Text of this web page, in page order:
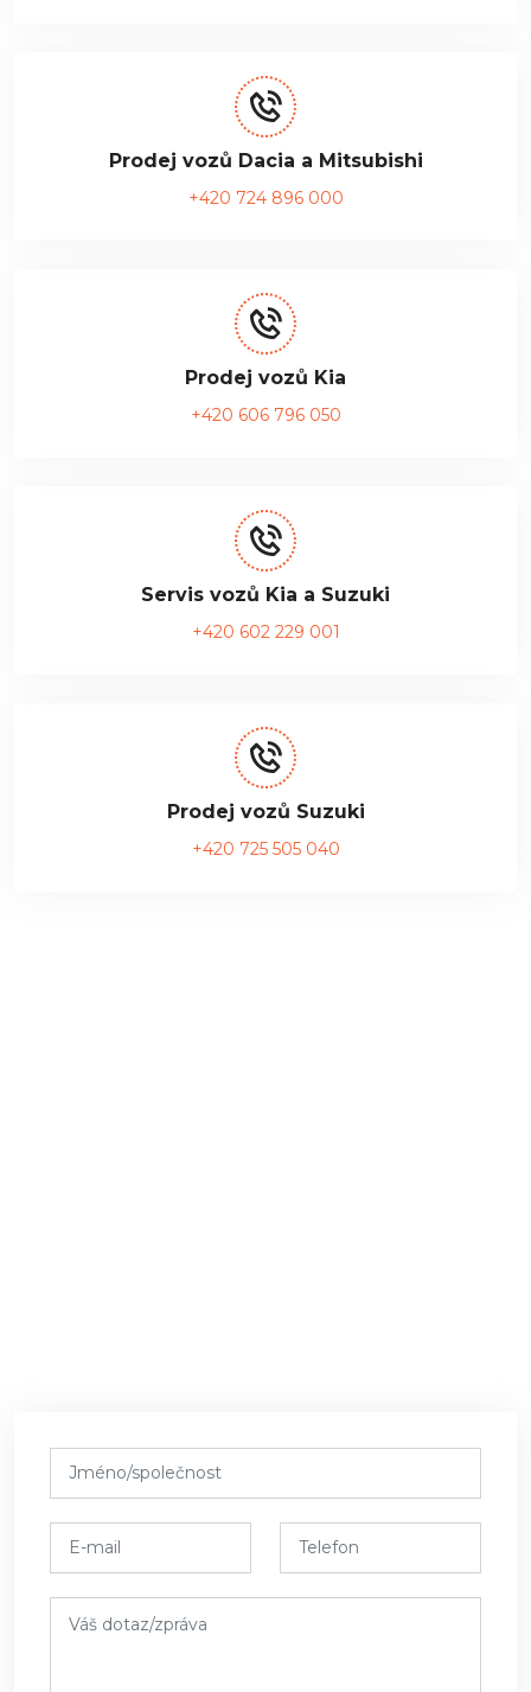
Prodej vozů Dacia a Mitsubishi
+420 724 896 000
Prodej vozů Kia
+420 606 796 050
Servis vozů Kia a Suzuki
+420 602 229 001
Prodej vozů Suzuki
+420 725 505 040